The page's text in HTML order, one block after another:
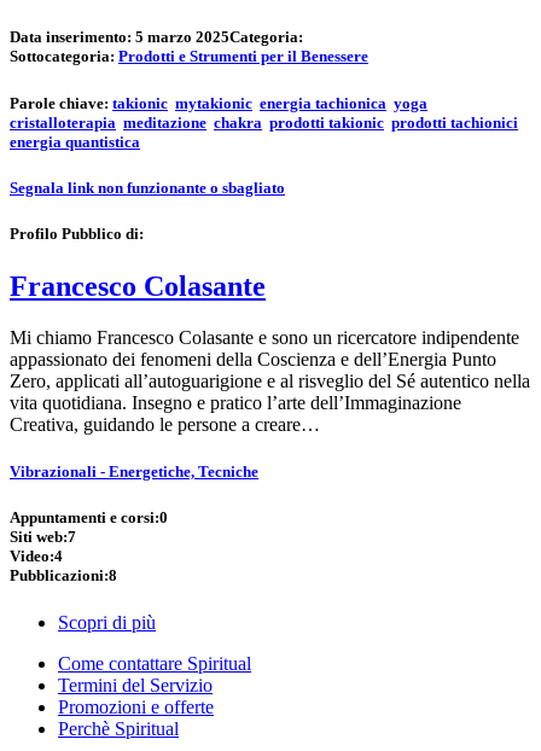
Data inserimento: 5 marzo 2025Categoria:
Sottocategoria: Prodotti e Strumenti per il Benessere
Parole chiave: takionic mytakionic energia tachionica yoga
cristalloterapia meditazione chakra prodotti takionic prodotti tachionici
energia quantistica
Segnala link non funzionante o sbagliato
Profilo Pubblico di:
Francesco Colasante
Mi chiamo Francesco Colasante e sono un ricercatore indipendente
appassionato dei fenomeni della Coscienza e dell’Energia Punto
Zero, applicati all’autoguarigione e al risveglio del Sé autentico nella
vita quotidiana. Insegno e pratico l’arte dell’Immaginazione
Creativa, guidando le persone a creare…
Vibrazionali - Energetiche, Tecniche
Appuntamenti e corsi:0
Siti web:7
Video:4
Pubblicazioni:8
Scopri di più
Come contattare Spiritual
Termini del Servizio
Promozioni e offerte
Perchè Spiritual